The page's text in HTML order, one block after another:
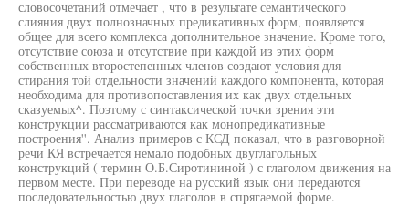
словосочетаний отмечает , что в результате семантического
слияния двух полнозначных предикативных форм, появляется
общее для всего комплекса дополнительное значение. Кроме того,
отсутствие союза и отсутствие при каждой из этих форм
собственных второстепенных членов создают условия для
стирания той отдельности значений каждого компонента, которая
необходима для противопоставления их как двух отдельных
сказуемых^. Поэтому с синтаксической точки зрения эти
конструкции рассматриваются как монопредикативные
построения''. Анализ примеров с КСД показал, что в разговорной
речи КЯ встречается немало подобных двуглагольных
конструкций ( термин О.Б.Сиротининой ) с глаголом движения на
первом месте. При переводе на русский язык они передаются
последовательностью двух глаголов в спрягаемой форме.